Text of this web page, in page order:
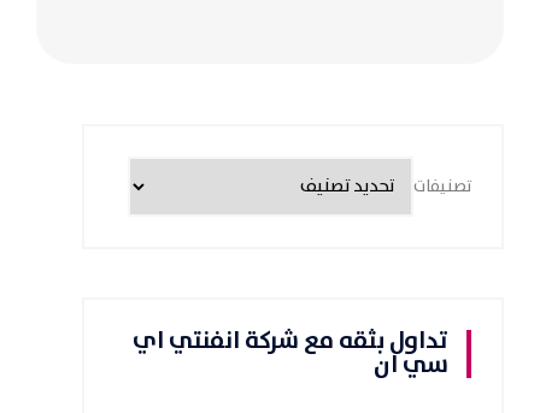
تصنيفات
تداول بثقه مع شركة انفنتي اي
سي ان